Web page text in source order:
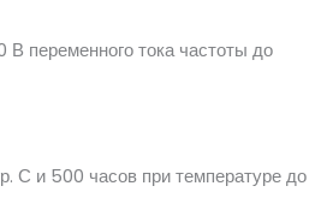
переменного тока частоты до
С и 500 часов при температуре до